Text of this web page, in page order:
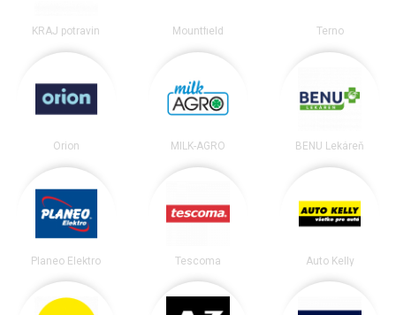
KRAJ potravín Mountfield Terno
Orion MILK-AGRO BENU Lekáreň
Planeo Elektro Tescoma Auto Kelly